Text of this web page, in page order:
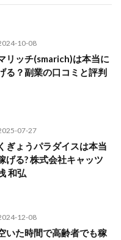
10-08
リッチ(smarich)は本当に
る？副業の口コミと評判
07-27
ぎょうパラダイスは本当
げる? 株式会社キャッツ
和弘
12-08
空いた時間で高齢者でも稼